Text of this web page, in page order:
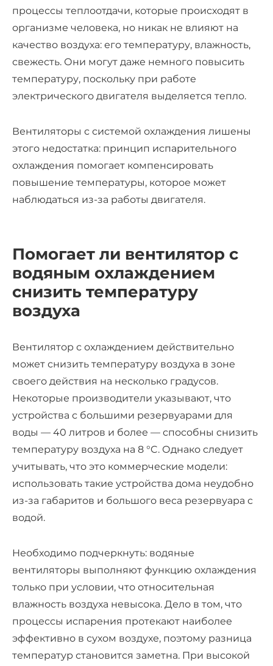
процессы теплоотдачи, которые происходят в
организме человека, но никак не влияют на
качество воздуха: его температуру, влажность,
свежесть. Они могут даже немного повысить
температуру, поскольку при работе
электрического двигателя выделяется тепло.
Вентиляторы с системой охлаждения лишены
этого недостатка: принцип испарительного
охлаждения помогает компенсировать
повышение температуры, которое может
наблюдаться из-за работы двигателя.
Помогает ли вентилятор с
водяным охлаждением
снизить температуру
воздуха
Вентилятор с охлаждением действительно
может снизить температуру воздуха в зоне
своего действия на несколько градусов.
Некоторые производители указывают, что
устройства с большими резервуарами для
воды — 40 литров и более — способны снизить
температуру воздуха на 8 °C. Однако следует
учитывать, что это коммерческие модели:
использовать такие устройства дома неудобно
из-за габаритов и большого веса резервуара с
водой.
Необходимо подчеркнуть: водяные
вентиляторы выполняют функцию охлаждения
только при условии, что относительная
влажность воздуха невысока. Дело в том, что
процессы испарения протекают наиболее
эффективно в сухом воздухе, поэтому разница
температур становится заметна. При высокой